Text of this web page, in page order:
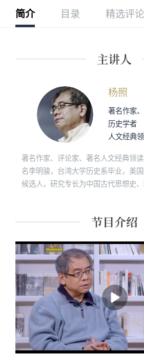
简介 目录 精选评论
杨照
著名作家
历史学者
人文经典
著名作家、评论家、著名人文经典领
名李明骏，台湾大学历史系毕业，美
候选人，研究专长为中国古代思想史
《故事照亮未来》《想乐：聆听音符